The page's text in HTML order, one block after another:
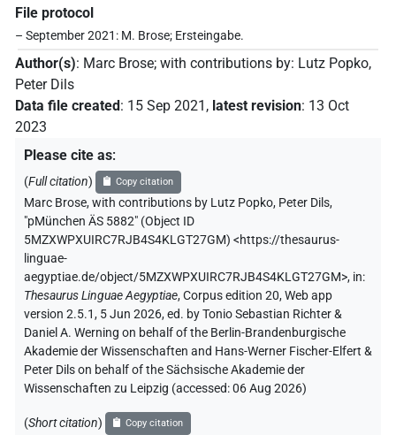
File protocol
– September 2021: M. Brose; Ersteingabe.
Author(s): Marc Brose; with contributions by: Lutz Popko,
Peter Dils
Data file created: 15 Sep 2021 , latest revision: 13 Oct
2023
Please cite as:
(Full citation) Copy citation
Marc Brose,with contributions by Lutz Popko, Peter Dils,
"pMünchen ÄS 5882" (Object ID
5MZXWPXUIRC7RJB4S4KLGT27GM) <https://thesaurus-
linguae-
aegyptiae.de/object/5MZXWPXUIRC7RJB4S4KLGT27GM>, in:
Thesaurus Linguae Aegyptiae,Corpus edition 20, Web app
version 2.5.1, 5 Jun 2026, ed. by Tonio Sebastian Richter &
Daniel A. Werning on behalf of the Berlin-Brandenburgische
Akademie der Wissenschaften and Hans-Werner Fischer-Elfert &
Peter Dils on behalf of the Sächsische Akademie der
Wissenschaften zu Leipzig (accessed:06 Aug 2026)
(Short citation) Copy citation